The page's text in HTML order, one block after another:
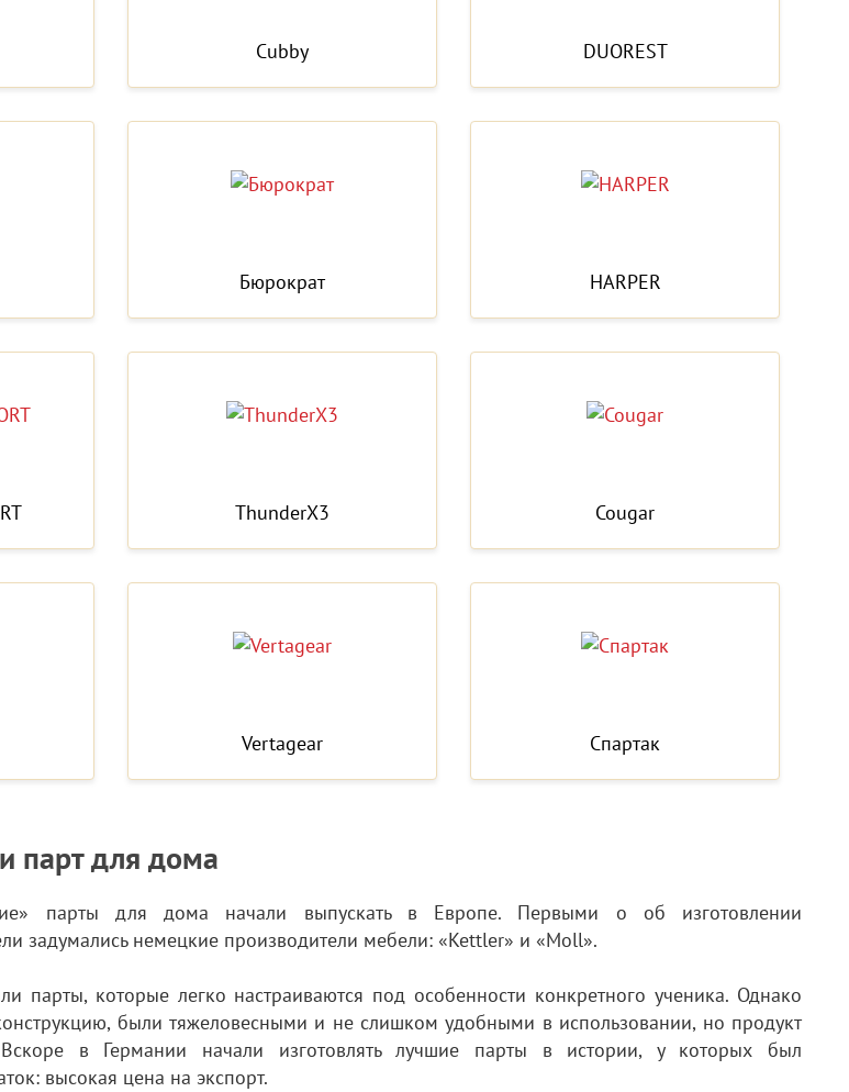
Cubby DUOREST
Бюрократ HARPER
ThunderX3 Cougar
Vertagear Спартак
парт для дома
парты для дома начали выпускать в Европе. Первыми о об изготовлении
задумались немецкие производители мебели: «Kettler» и «Moll».
парты, которые легко настраиваются под особенности конкретного ученика. Однако
были тяжеловесными и не слишком удобными в использовании, но продукт
Вскоре в Германии начали изготовлять лучшие парты в истории, у которых был
высокая цена на экспорт.